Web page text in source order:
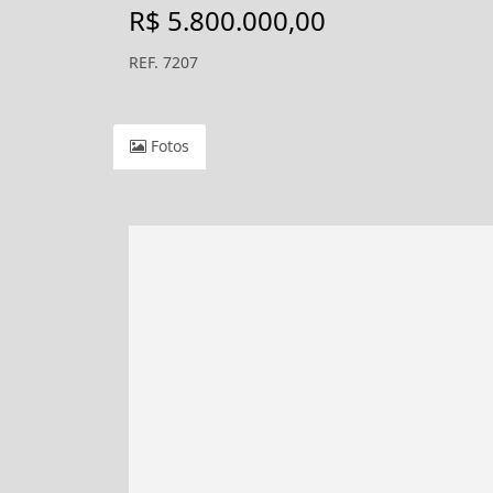
R$ 5.800.000,00
REF. 7207
Fotos